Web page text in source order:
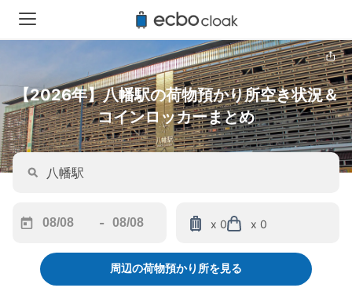
【2026年】八幡駅の荷物預かり所空き状況＆
コインロッカーまとめ
forward
interact
-
backward
to
interact
x 0 x 0
周辺の荷物預かり所を見る